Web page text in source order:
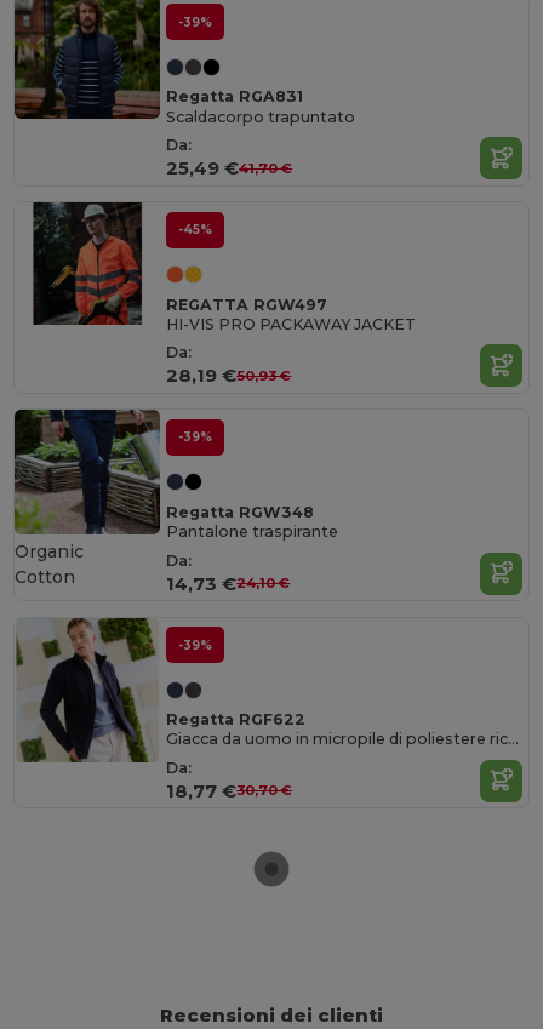
-39%
Regatta RGA831
Scaldacorpo trapuntato
Da:
25,49 €41,70 €
-45%
REGATTA RGW497
HI-VIS PRO PACKAWAY JACKET
Da:
28,19 €50,93 €
-39%
Regatta RGW348
Pantalone traspirante
Da:
14,73 €24,10 €
Organic
Cotton
-39%
Regatta RGF622
Giacca da uomo in micropile di poliestere riciclato
Da:
18,77 €30,70 €
Recensioni dei clienti